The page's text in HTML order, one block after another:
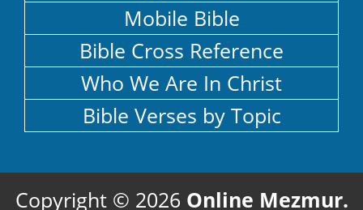
Mobile Bible
Bible Cross Reference
Who We Are In Christ
Bible Verses by Topic
Copyright © 2026 Online Mezmur.